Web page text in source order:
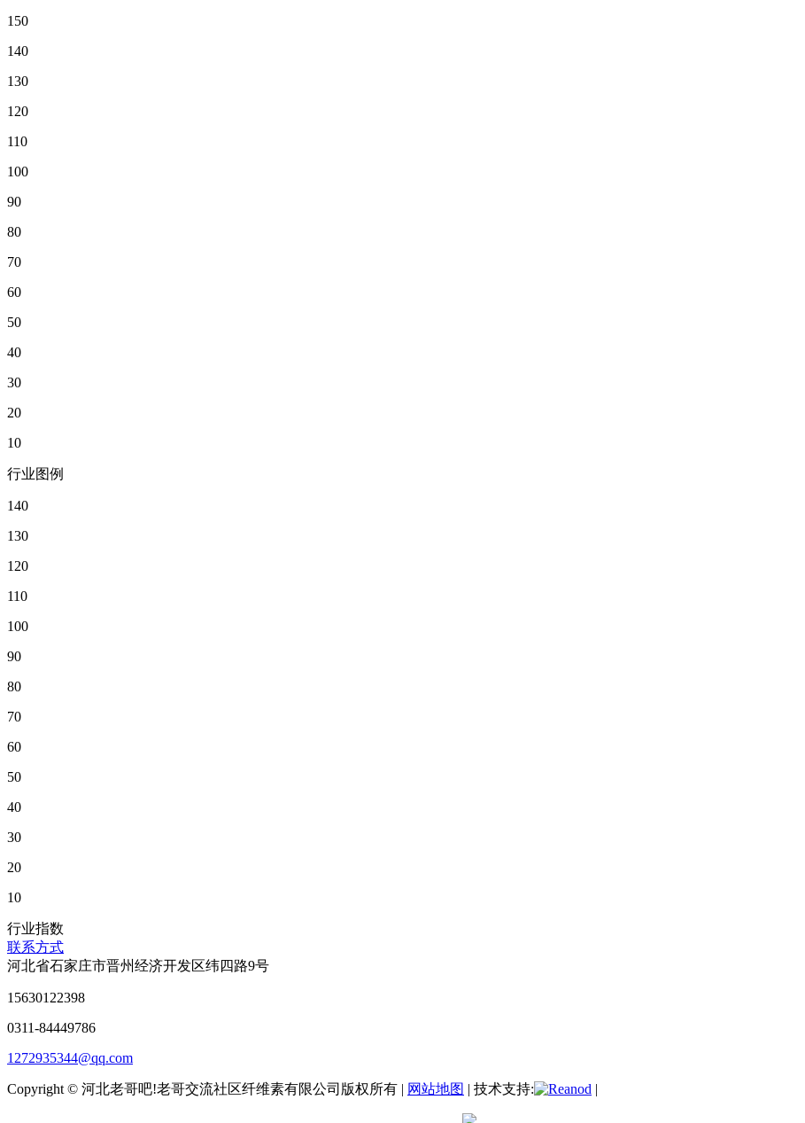
150
140
130
120
110
100
90
80
70
60
50
40
30
20
10
行业图例
140
130
120
110
100
90
80
70
60
50
40
30
20
10
行业指数
联系方式
河北省石家庄市晋州经济开发区纬四路9号
15630122398
0311-84449786
1272935344@qq.com
Copyright © 河北老哥吧!老哥交流社区纤维素有限公司版权所有 | 网站地图 | 技术支持: |